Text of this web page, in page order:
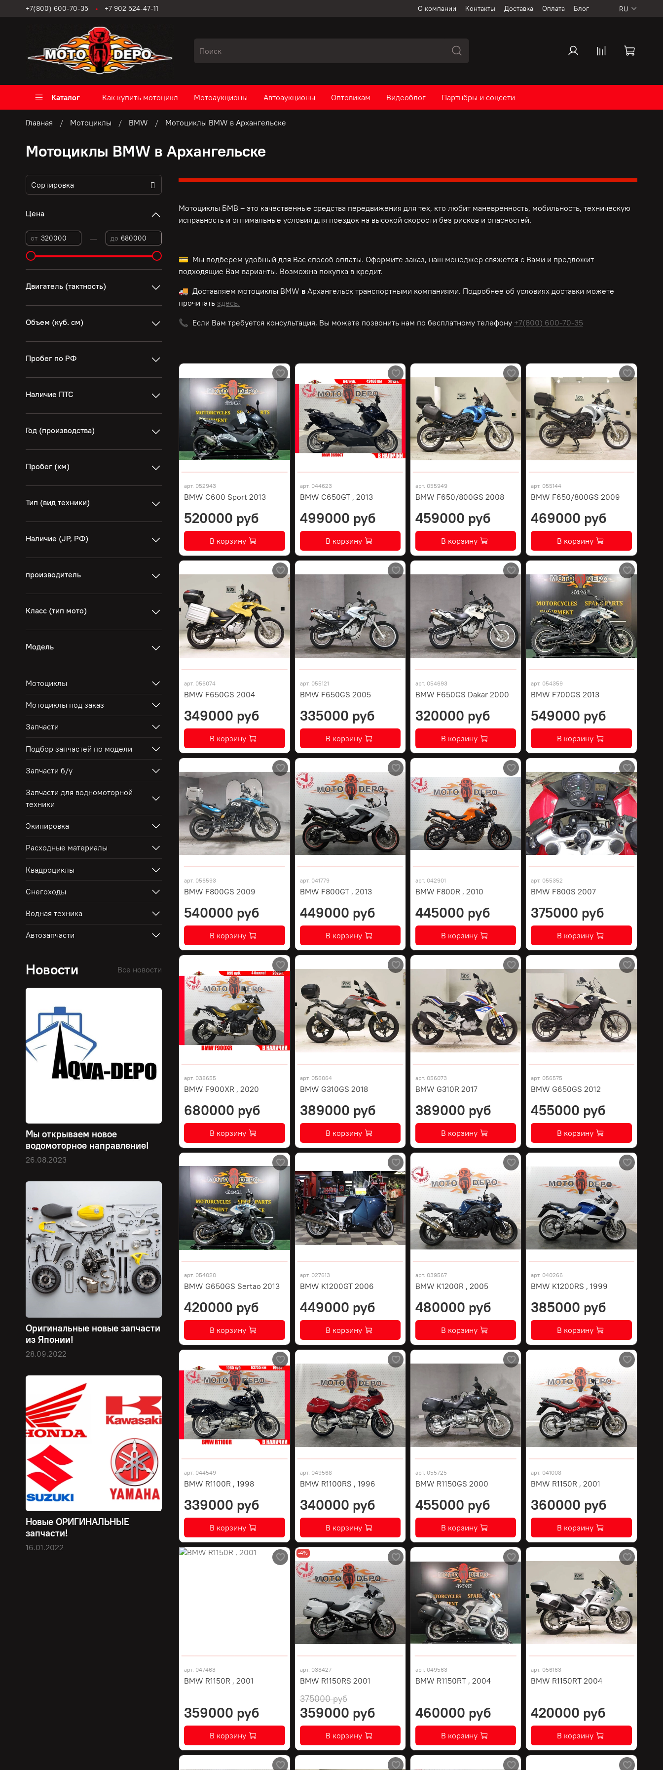
О компании Контакты Доставка Оплата Блог
+7(800) 600-70-35 +7 902 524-47-11 RU
Каталог Как купить мотоцикл Мотоаукционы Автоаукционы Оптовикам Видеоблог Партнёры и соцсети
Главная Мотоциклы BMW Мотоциклы BMW в Архангельске
Мотоциклы BMW в Архангельске
Мотоциклы БМВ – это качественные средства передвижения для тех, кто любит маневренность, мобильность, техническую
исправность и оптимальные условия для поездок на высокой скорости без рисков и опасностей.
💳 Мы подберем удобный для Вас способ оплаты. Оформите заказ, наш менеджер свяжется с Вами и предложит
подходящие Вам варианты. Возможна покупка в кредит.
🚚 Доставляем мотоциклы BMW вАрхангельск транспортными компаниями. Подробнее об условиях доставки можете
прочитать здесь.
📞 Если Вам требуется консультация, Вы можете позвонить нам по бесплатномутелефону +7(800) 600-70-35
арт. 052943
BMW C600 Sport 2013
520000 руб
В корзину
арт. 044623
BMW C650GT , 2013
499000 руб
В корзину
арт. 055949
BMW F650/800GS 2008
459000 руб
В корзину
арт. 055144
BMW F650/800GS 2009
469000 руб
В корзину
арт. 056074
BMW F650GS 2004
349000 руб
В корзину
арт. 055121
BMW F650GS 2005
335000 руб
В корзину
арт. 054693
BMW F650GS Dakar 2000
320000 руб
В корзину
арт. 054359
BMW F700GS 2013
549000 руб
В корзину
арт. 056593
BMW F800GS 2009
540000 руб
В корзину
арт. 041779
BMW F800GT , 2013
449000 руб
В корзину
арт. 042901
BMW F800R , 2010
445000 руб
В корзину
арт. 055352
BMW F800S 2007
375000 руб
В корзину
арт. 038655
BMW F900XR , 2020
680000 руб
В корзину
арт. 056064
BMW G310GS 2018
389000 руб
В корзину
арт. 056073
BMW G310R 2017
389000 руб
В корзину
арт. 056575
BMW G650GS 2012
455000 руб
В корзину
арт. 054020
BMW G650GS Sertao 2013
420000 руб
В корзину
арт. 027613
BMW K1200GT 2006
449000 руб
В корзину
арт. 039567
BMW K1200R , 2005
480000 руб
В корзину
арт. 040266
BMW K1200RS , 1999
385000 руб
В корзину
арт. 044549
BMW R1100R , 1998
339000 руб
В корзину
арт. 049568
BMW R1100RS , 1996
340000 руб
В корзину
арт. 055725
BMW R1150GS 2000
455000 руб
В корзину
арт. 041008
BMW R1150R , 2001
360000 руб
В корзину
арт. 047463
BMW R1150R , 2001
359000 руб
В корзину
-4%
арт. 038427
BMW R1150RS 2001
375000 руб
359000 руб
В корзину
арт. 049563
BMW R1150RT , 2004
460000 руб
В корзину
арт. 056163
BMW R1150RT 2004
420000 руб
В корзину
Цена
от — до
Двигатель (тактность)
Объем (куб. см)
Пробег по РФ
Наличие ПТС
Год (производства)
Пробег (км)
Тип (вид техники)
Наличие (JP, РФ)
производитель
Класс (тип мото)
Модель
Мотоциклы
Мотоциклы под заказ
Запчасти
Подбор запчастей по модели
Запчасти б/у
Запчасти для водномоторной
техники
Экипировка
Расходные материалы
Квадроциклы
Снегоходы
Водная техника
Автозапчасти
Новости Все новости
Мы открываем новое
водомоторное направление!
26.08.2023
Оригинальные новые запчасти
из Японии!
28.09.2022
Новые ОРИГИНАЛЬНЫЕ
запчасти!
16.01.2022